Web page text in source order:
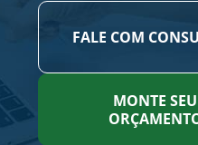
FALE COM
MONTE SEU